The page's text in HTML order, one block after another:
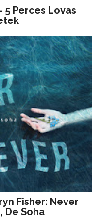
5 Perces Lovas
Fisher: Never
De Soha